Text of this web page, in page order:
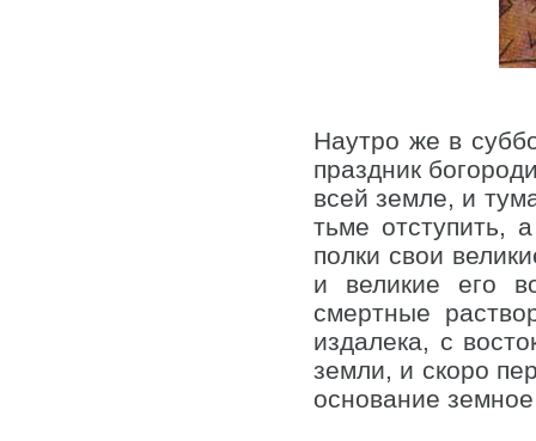
Наутро же в
праздник
всей земле, и
тьме отступить,
полки свои
и великие его
смертные
издалека, с
земли, и скоро
основание